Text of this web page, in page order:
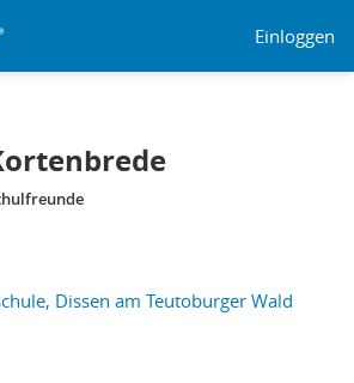
Einloggen
Dissen am Teutoburger Wald